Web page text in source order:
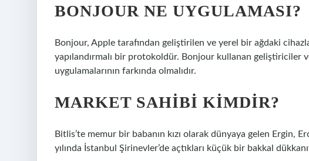
BONJOUR NE UYGULAMASI?
Bonjour, Apple tarafından geliştirilen ve yerel bir ağdaki
yapılandırmalı bir protokoldür. Bonjour kullanan geliştiriciler
uygulamalarının farkında olmalıdır.
MARKET SAHIBI KIMDIR?
Bitlis’te memur bir babanın kızı olarak dünyaya gelen Ergin,
yılında İstanbul Şirinevler’de açtıkları küçük bir bakkal